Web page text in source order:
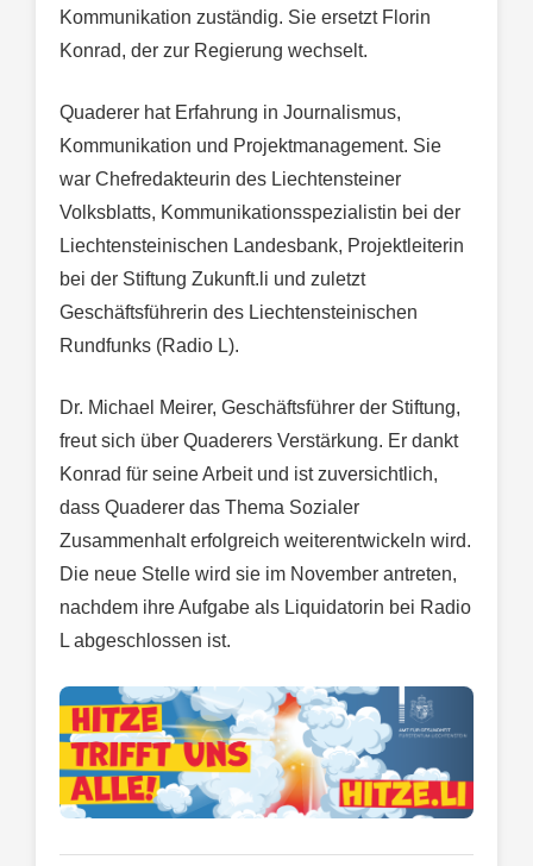
Kommunikation zuständig. Sie ersetzt Florin
Konrad, der zur Regierung wechselt.
Quaderer hat Erfahrung in Journalismus,
Kommunikation und Projektmanagement. Sie
war Chefredakteurin des Liechtensteiner
Volksblatts, Kommunikationsspezialistin bei der
Liechtensteinischen Landesbank, Projektleiterin
bei der Stiftung Zukunft.li und zuletzt
Geschäftsführerin des Liechtensteinischen
Rundfunks (Radio L).
Dr. Michael Meirer, Geschäftsführer der Stiftung,
freut sich über Quaderers Verstärkung. Er dankt
Konrad für seine Arbeit und ist zuversichtlich,
dass Quaderer das Thema Sozialer
Zusammenhalt erfolgreich weiterentwickeln wird.
Die neue Stelle wird sie im November antreten,
nachdem ihre Aufgabe als Liquidatorin bei Radio
L abgeschlossen ist.